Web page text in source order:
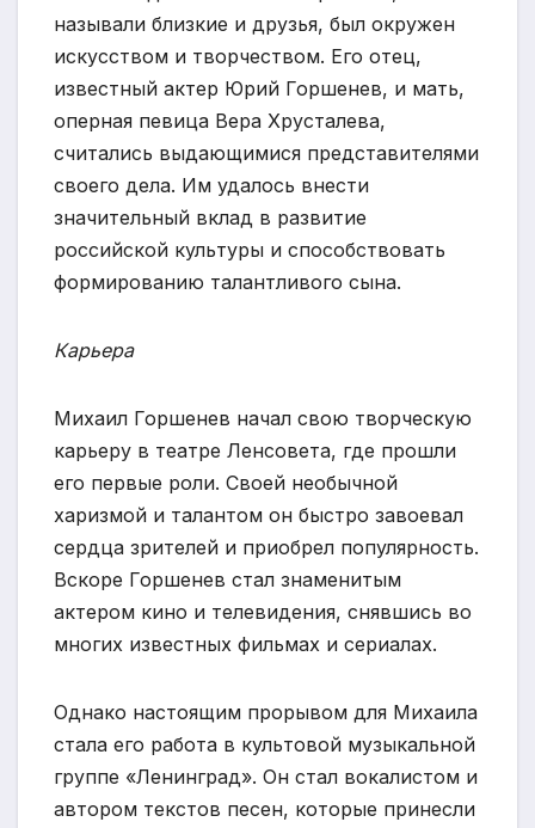
называли близкие и друзья, был окружен
искусством и творчеством. Его отец,
известный актер Юрий Горшенев, и мать,
оперная певица Вера Хрусталева,
считались выдающимися представителями
своего дела. Им удалось внести
значительный вклад в развитие
российской культуры и способствовать
формированию талантливого сына.
Карьера
Михаил Горшенев начал свою творческую
карьеру в театре Ленсовета, где прошли
его первые роли. Своей необычной
харизмой и талантом он быстро завоевал
сердца зрителей и приобрел популярность.
Вскоре Горшенев стал знаменитым
актером кино и телевидения, снявшись во
многих известных фильмах и сериалах.
Однако настоящим прорывом для Михаила
стала его работа в культовой музыкальной
группе «Ленинград». Он стал вокалистом и
автором текстов песен, которые принесли